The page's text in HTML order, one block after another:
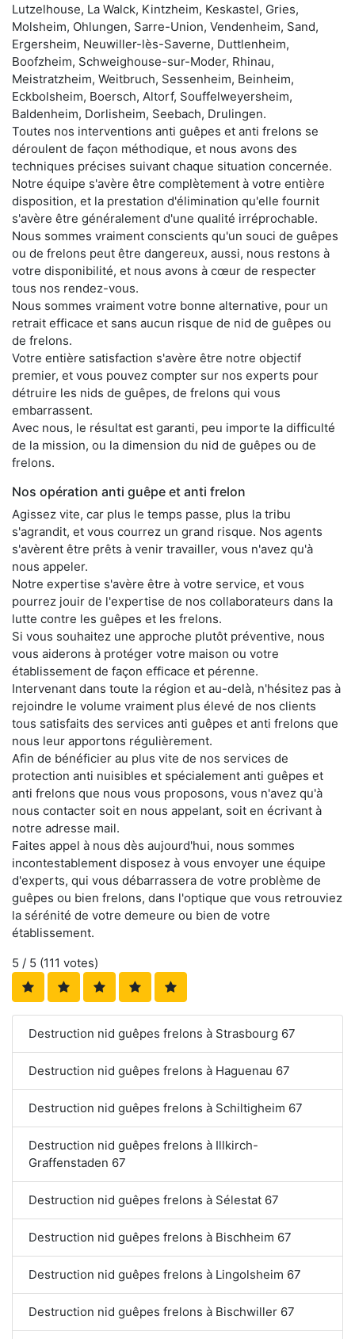
Lutzelhouse, La Walck, Kintzheim, Keskastel, Gries,
Molsheim, Ohlungen, Sarre-Union, Vendenheim, Sand,
Ergersheim, Neuwiller-lès-Saverne, Duttlenheim,
Boofzheim, Schweighouse-sur-Moder, Rhinau,
Meistratzheim, Weitbruch, Sessenheim, Beinheim,
Eckbolsheim, Boersch, Altorf, Souffelweyersheim,
Baldenheim, Dorlisheim, Seebach, Drulingen.
Toutes nos interventions anti guêpes et anti frelons se
déroulent de façon méthodique, et nous avons des
techniques précises suivant chaque situation concernée.
Notre équipe s'avère être complètement à votre entière
disposition, et la prestation d'élimination qu'elle fournit
s'avère être généralement d'une qualité irréprochable.
Nous sommes vraiment conscients qu'un souci de guêpes
ou de frelons peut être dangereux, aussi, nous restons à
votre disponibilité, et nous avons à cœur de respecter
tous nos rendez-vous.
Nous sommes vraiment votre bonne alternative, pour un
retrait efficace et sans aucun risque de nid de guêpes ou
de frelons.
Votre entière satisfaction s'avère être notre objectif
premier, et vous pouvez compter sur nos experts pour
détruire les nids de guêpes, de frelons qui vous
embarrassent.
Avec nous, le résultat est garanti, peu importe la difficulté
de la mission, ou la dimension du nid de guêpes ou de
frelons.
Nos opération anti guêpe et anti frelon
Agissez vite, car plus le temps passe, plus la tribu
s'agrandit, et vous courrez un grand risque. Nos agents
s'avèrent être prêts à venir travailler, vous n'avez qu'à
nous appeler.
Notre expertise s'avère être à votre service, et vous
pourrez jouir de l'expertise de nos collaborateurs dans la
lutte contre les guêpes et les frelons.
Si vous souhaitez une approche plutôt préventive, nous
vous aiderons à protéger votre maison ou votre
établissement de façon efficace et pérenne.
Intervenant dans toute la région et au-delà, n'hésitez pas à
rejoindre le volume vraiment plus élevé de nos clients
tous satisfaits des services anti guêpes et anti frelons que
nous leur apportons régulièrement.
Afin de bénéficier au plus vite de nos services de
protection anti nuisibles et spécialement anti guêpes et
anti frelons que nous vous proposons, vous n'avez qu'à
nous contacter soit en nous appelant, soit en écrivant à
notre adresse mail.
Faites appel à nous dès aujourd'hui, nous sommes
incontestablement disposez à vous envoyer une équipe
d'experts, qui vous débarrassera de votre problème de
guêpes ou bien frelons, dans l'optique que vous retrouviez
la sérénité de votre demeure ou bien de votre
établissement.
5 / 5 (111 votes)
Destruction nid guêpes frelons à Strasbourg 67
Destruction nid guêpes frelons à Haguenau 67
Destruction nid guêpes frelons à Schiltigheim 67
Destruction nid guêpes frelons à Illkirch-
Graffenstaden 67
Destruction nid guêpes frelons à Sélestat 67
Destruction nid guêpes frelons à Bischheim 67
Destruction nid guêpes frelons à Lingolsheim 67
Destruction nid guêpes frelons à Bischwiller 67